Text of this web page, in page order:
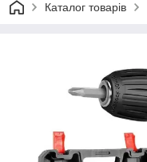
Каталог товарів